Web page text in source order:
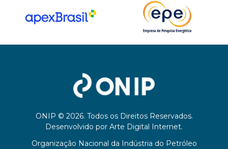
ONIP © 2026. Todos os Direitos Reservados.
Desenvolvido por Arte Digital Internet.
Organização Nacional da Indústria do Petróleo